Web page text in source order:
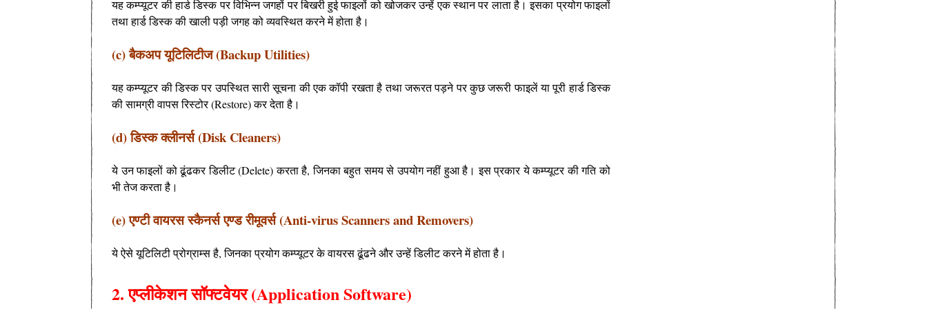
यह कम्प्यूटर की हार्ड डिस्क पर विभिन्न जगहों पर बिखरी हुई फाइलों को खोजकर उन्हें एक स्थान पर लाता है। इसका प्रयोग फाइलों
तथा हार्ड डिस्क की खाली पड़ी जगह को व्यवस्थित करने में होता है।
(c) बैकअप यूटिलिटीज (Backup Utilities)
यह कम्प्यूटर की डिस्क पर उपस्थित सारी सूचना की एक कॉपी रखता है तथा जरूरत पड़ने पर कुछ जरूरी फाइलें या पूरी हार्ड डिस्क
की सामग्री वापस रिस्टोर (Restore) कर देता है।
(d) डिस्क क्लीनर्स (Disk Cleaners)
ये उन फाइलों को ढूंढकर डिलीट (Delete) करता है, जिनका बहुत समय से उपयोग नहीं हुआ है। इस प्रकार ये कम्प्यूटर की गति को
भी तेज करता है।
(e) एण्टी वायरस स्कैनर्स एण्ड रीमूवर्स (Anti-virus Scanners and Removers)
ये ऐसे यूटिलिटी प्रोग्राम्स है, जिनका प्रयोग कम्प्यूटर के वायरस ढूंढने और उन्हें डिलीट करने में होता है।
2. एप्लीकेशन सॉफ्टवेयर (Application Software)